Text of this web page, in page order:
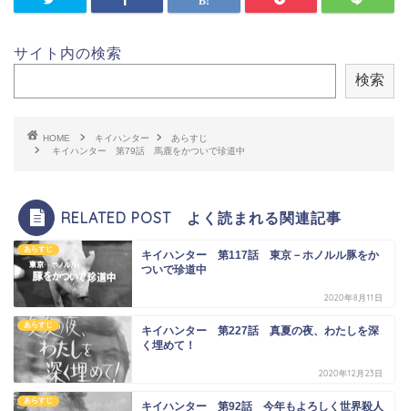
サイト内の検索
検索
HOME キイハンター
あらすじ
キイハンター 第79話 馬鹿をかついで珍道中
RELATED POST よく読まれる関連記事
あらすじ
キイハンター 第117話 東京－ホノルル豚をか
ついで珍道中
2020年8月11日
あらすじ
キイハンター 第227話 真夏の夜、わたしを深
く埋めて！
2020年12月23日
あらすじ
キイハンター 第92話 今年もよろしく世界殺人